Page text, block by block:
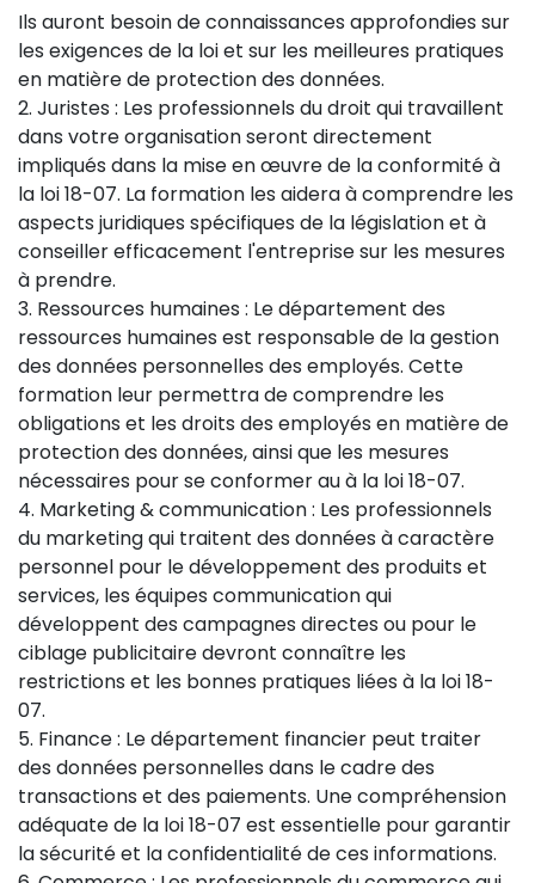
Ils auront besoin de connaissances approfondies sur
les exigences de la loi et sur les meilleures pratiques
en matière de protection des données.
2. Juristes : Les professionnels du droit qui travaillent
dans votre organisation seront directement
impliqués dans la mise en œuvre de la conformité à
la loi 18-07. La formation les aidera à comprendre les
aspects juridiques spécifiques de la législation et à
conseiller efficacement l'entreprise sur les mesures
à prendre.
3. Ressources humaines : Le département des
ressources humaines est responsable de la gestion
des données personnelles des employés. Cette
formation leur permettra de comprendre les
obligations et les droits des employés en matière de
protection des données, ainsi que les mesures
nécessaires pour se conformer au à la loi 18-07.
4. Marketing & communication : Les professionnels
du marketing qui traitent des données à caractère
personnel pour le développement des produits et
services, les équipes communication qui
développent des campagnes directes ou pour le
ciblage publicitaire devront connaître les
restrictions et les bonnes pratiques liées à la loi 18-
07.
5. Finance : Le département financier peut traiter
des données personnelles dans le cadre des
transactions et des paiements. Une compréhension
adéquate de la loi 18-07 est essentielle pour garantir
la sécurité et la confidentialité de ces informations.